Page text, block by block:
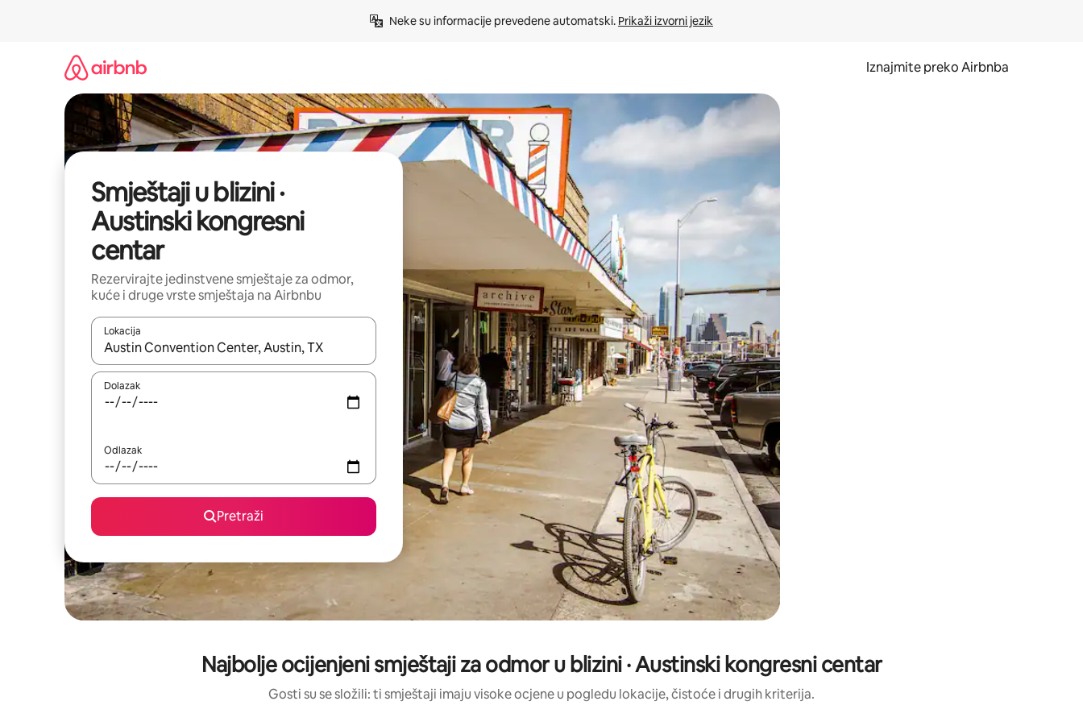
Neke su informacije prevedene automatski. Prikaži izvorni jezik
Iznajmite preko Airbnba
Smještaji u blizini ·
Austinski kongresni
centar
Rezervirajte jedinstvene smještaje za odmor,
kuće i druge vrste smještaja na Airbnbu
Lokacija
Kada budu dostupni rezultati, moći ćete ih pregledati koristeći se strelicama prema gore i prema dolje, kao i dodirom ili prelaskom prstom po zaslonu.
Dolazak
Odlazak
Pretraži
Najbolje ocijenjeni smještaji za odmor u blizini · Austinski kongresni centar
Gosti su se složili: ti smještaji imaju visoke ocjene u pogledu lokacije, čistoće i drugih kriterija.